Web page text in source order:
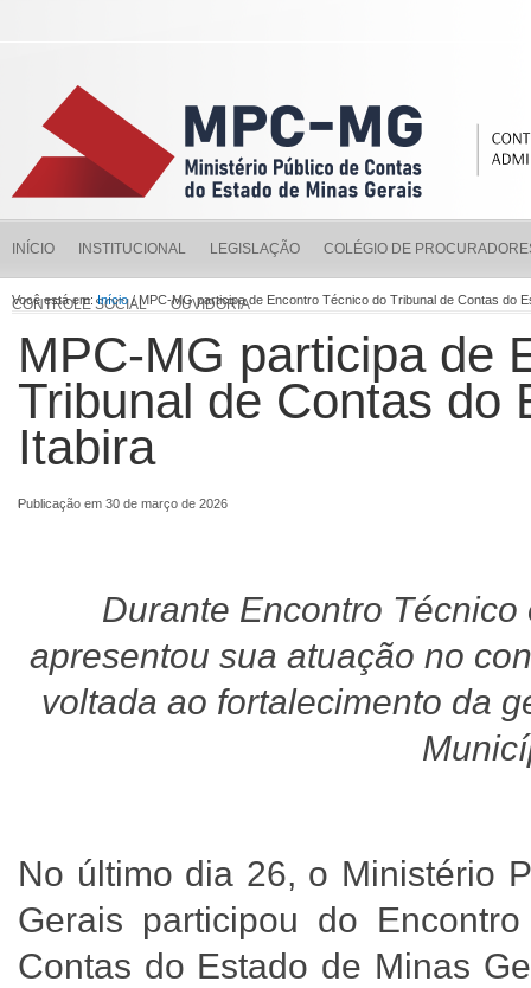
INÍCIO INSTITUCIONAL LEGISLAÇÃO COLÉGIO DE
CONTROLE SOCIAL OUVIDORIA
Você está em:Início/ MPC-MG participa de Encontro Técnico do Tribunal de Contas do
MPC-MG participa de
Tribunal de Contas do
Itabira
Publicação em 30 de março de 2026
Durante Encontro
apresentou sua atuação no
voltada ao fortalecimento da
No último dia 26, o Ministério
Gerais participou do
Contas do Estado de Minas